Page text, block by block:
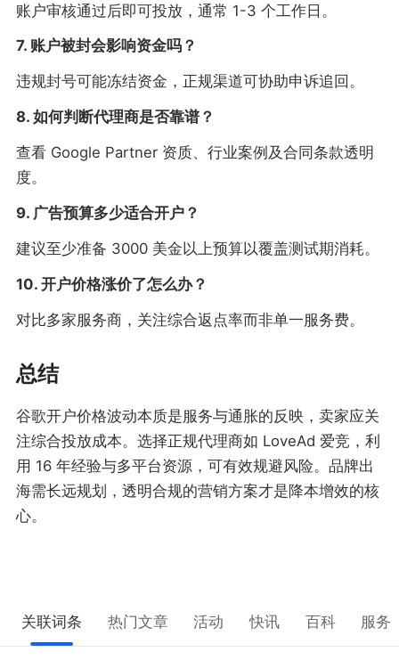
账户审核通过后即可投放，通常 1-3 个工作日。
7. 账户被封会影响资金吗？
违规封号可能冻结资金，正规渠道可协助申诉追回。
8. 如何判断代理商是否靠谱？
查看 Google Partner 资质、行业案例及合同条款透明
度。
9. 广告预算多少适合开户？
建议至少准备 3000 美金以上预算以覆盖测试期消耗。
10. 开户价格涨价了怎么办？
对比多家服务商，关注综合返点率而非单一服务费。
总结
谷歌开户价格波动本质是服务与通胀的反映，卖家应关
注综合投放成本。选择正规代理商如 LoveAd 爱竞，利
用 16 年经验与多平台资源，可有效规避风险。品牌出
海需长远规划，透明合规的营销方案才是降本增效的核
心。
关联词条 热门文章 活动 快讯 百科 服务